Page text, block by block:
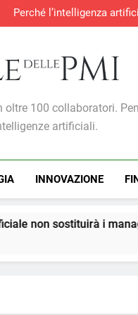
Produzione
S&P Global PMI®:
Produzione
S&P Global PMI®:
oltre 100 collaboratori.
artificiali.
INNOVAZIONE
manager, ma cambierà